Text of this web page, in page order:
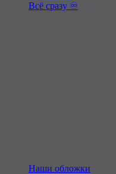
Всё сразу ♾️
Наши обложки